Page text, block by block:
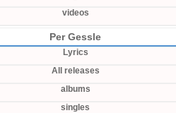
videos
Per Gessle
Lyrics
All releases
albums
singles